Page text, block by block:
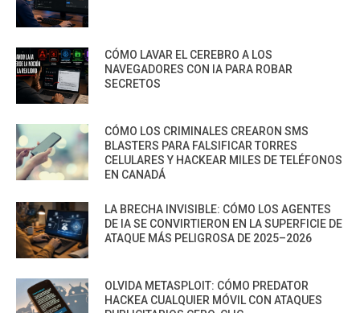
CÓMO LAVAR EL CEREBRO A LOS
NAVEGADORES CON IA PARA ROBAR
SECRETOS
CÓMO LOS CRIMINALES CREARON SMS
BLASTERS PARA FALSIFICAR TORRES
CELULARES Y HACKEAR MILES DE TELÉFONOS
EN CANADÁ
LA BRECHA INVISIBLE: CÓMO LOS AGENTES
DE IA SE CONVIRTIERON EN LA SUPERFICIE DE
ATAQUE MÁS PELIGROSA DE 2025–2026
OLVIDA METASPLOIT: CÓMO PREDATOR
HACKEA CUALQUIER MÓVIL CON ATAQUES